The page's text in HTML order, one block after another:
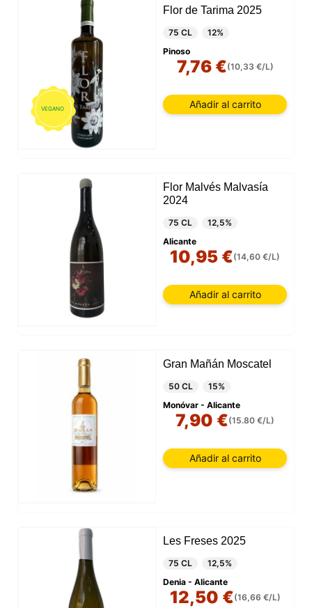
VEGANO
Flor de Tarima 2025
75 CL
12%
Pinoso
7,76 €(10,33 €/L)
Añadir al carrito
Flor Malvés Malvasía
2024
75 CL
12,5%
Alicante
10,95 €(14,60 €/L)
Añadir al carrito
Gran Mañán Moscatel
50 CL
15%
Monóvar - Alicante
7,90 €(15.80 €/L)
Añadir al carrito
Les Freses 2025
75 CL
12,5%
Denia - Alicante
12,50 €(16,66 €/L)